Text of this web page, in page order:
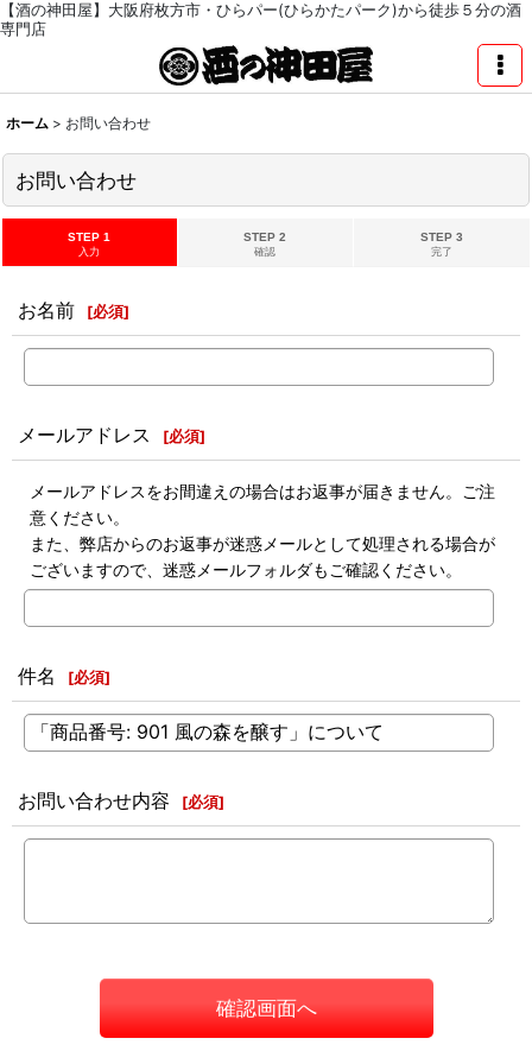
【酒の神田屋】大阪府枚方市・ひらパー(ひらかたパーク)から徒歩５分の酒
専門店
ホーム > お問い合わせ
お問い合わせ
STEP 1
入力
STEP 2
確認
STEP 3
完了
お名前 [必須]
メールアドレス [必須]
メールアドレスをお間違えの場合はお返事が届きません。ご注
意ください。
また、弊店からのお返事が迷惑メールとして処理される場合が
ございますので、迷惑メールフォルダもご確認ください。
件名 [必須]
お問い合わせ内容 [必須]
確認画面へ